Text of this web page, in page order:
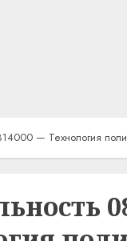
— Технология